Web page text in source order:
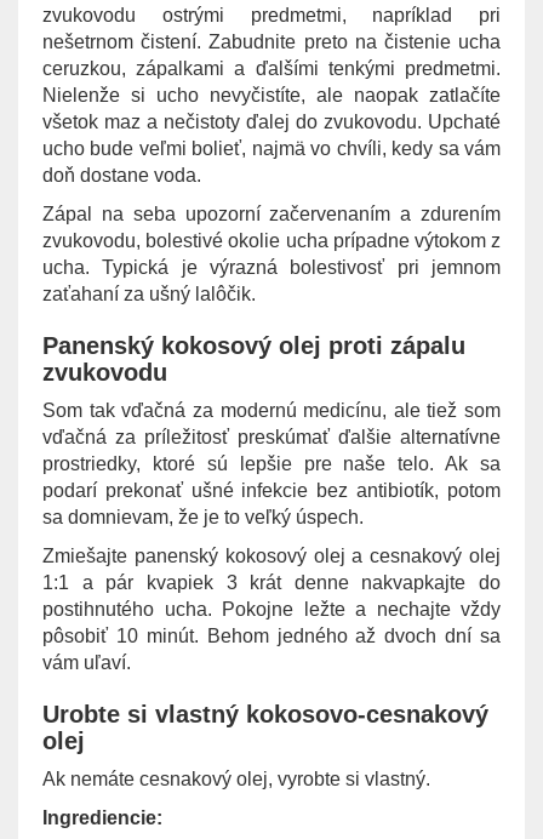
zvukovodu ostrými predmetmi, napríklad pri
nešetrnom čistení. Zabudnite preto na čistenie ucha
ceruzkou, zápalkami a ďalšími tenkými predmetmi.
Nielenže si ucho nevyčistíte, ale naopak zatlačíte
všetok maz a nečistoty ďalej do zvukovodu. Upchaté
ucho bude veľmi bolieť, najmä vo chvíli, kedy sa vám
doň dostane voda.
Zápal na seba upozorní začervenaním a zdurením
zvukovodu, bolestivé okolie ucha prípadne výtokom z
ucha. Typická je výrazná bolestivosť pri jemnom
zaťahaní za ušný lalôčik.
Panenský kokosový olej proti zápalu
zvukovodu
Som tak vďačná za modernú medicínu, ale tiež som
vďačná za príležitosť preskúmať ďalšie alternatívne
prostriedky, ktoré sú lepšie pre naše telo. Ak sa
podarí prekonať ušné infekcie bez antibiotík, potom
sa domnievam, že je to veľký úspech.
Zmiešajte panenský kokosový olej a cesnakový olej
1:1 a pár kvapiek 3 krát denne nakvapkajte do
postihnutého ucha. Pokojne ležte a nechajte vždy
pôsobiť 10 minút. Behom jedného až dvoch dní sa
vám uľaví.
Urobte si vlastný kokosovo-cesnakový
olej
Ak nemáte cesnakový olej, vyrobte si vlastný.
Ingrediencie: